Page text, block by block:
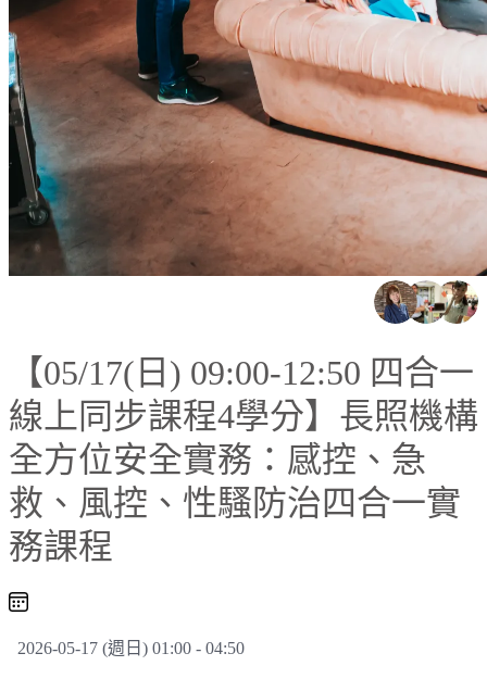
【05/17(日) 09:00-12:50 四合一
線上同步課程4學分】長照機構
全方位安全實務：感控、急
救、風控、性騷防治四合一實
務課程
2026-05-17 (週日) 01:00 - 04:50